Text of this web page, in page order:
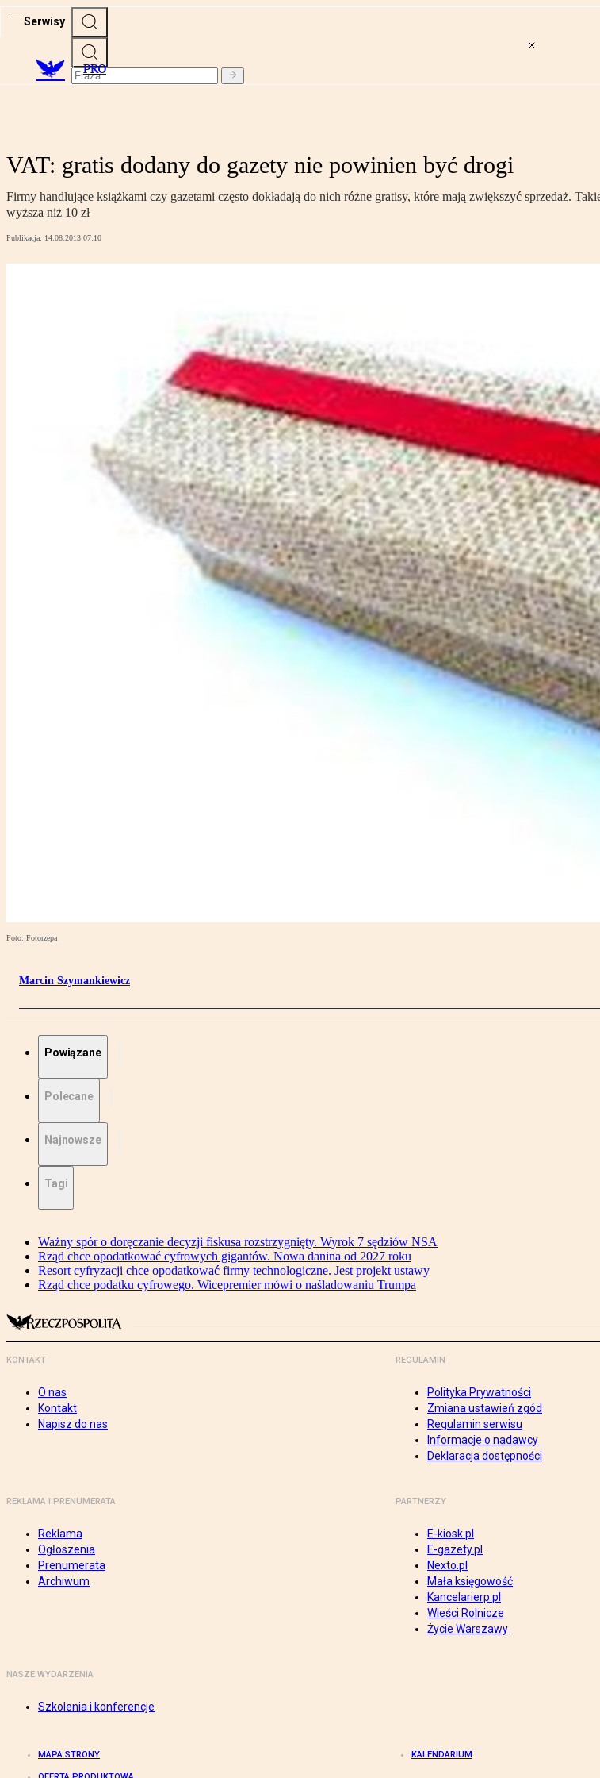
Serwisy
PRO
VAT: gratis dodany do gazety nie powinien być drogi
Firmy handlujące książkami czy gazetami często dokładają do nich różne gratisy, które mają zwiększyć sprzedaż.
wyższa niż 10 zł
Publikacja: 14.08.2013 07:10
Foto: Fotorzepa
Marcin Szymankiewicz
Powiązane
Polecane
Najnowsze
Tagi
Ważny spór o doręczanie decyzji fiskusa rozstrzygnięty. Wyrok 7 sędziów NSA
Rząd chce opodatkować cyfrowych gigantów. Nowa danina od 2027 roku
Resort cyfryzacji chce opodatkować firmy technologiczne. Jest projekt ustawy
Rząd chce podatku cyfrowego. Wicepremier mówi o naśladowaniu Trumpa
KONTAKT
O nas
Kontakt
Napisz do nas
REGULAMIN
Polityka Prywatności
Zmiana ustawień zgód
Regulamin serwisu
Informacje o nadawcy
Deklaracja dostępności
REKLAMA I PRENUMERATA
Reklama
Ogłoszenia
Prenumerata
Archiwum
PARTNERZY
E-kiosk.pl
E-gazety.pl
Nexto.pl
Mała księgowość
Kancelarierp.pl
Wieści Rolnicze
Życie Warszawy
NASZE WYDARZENIA
Szkolenia i konferencje
MAPA STRONY KALENDARIUM